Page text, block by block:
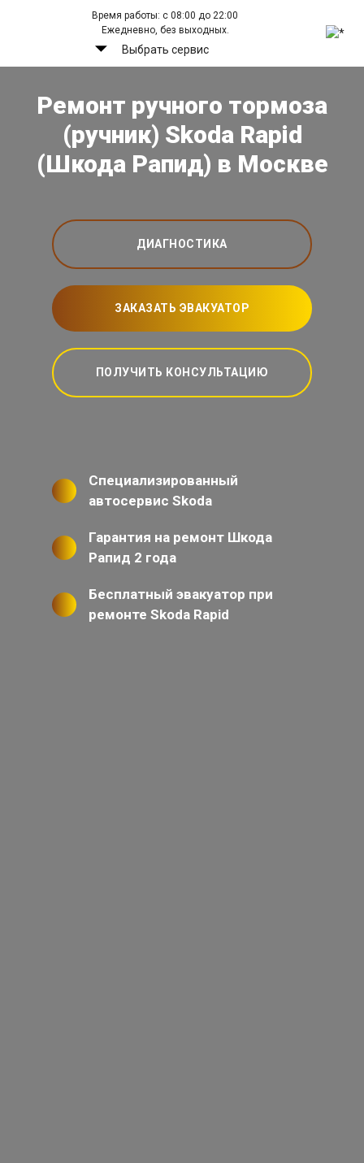
Время работы: с 08:00 до 22:00
Ежедневно, без выходных.
Выбрать сервис
Ремонт ручного тормоза
(ручник) Skoda Rapid
(Шкода Рапид) в Москве
ДИАГНОСТИКА
ЗАКАЗАТЬ ЭВАКУАТОР
ПОЛУЧИТЬ КОНСУЛЬТАЦИЮ
Специализированный
автосервис Skoda
Гарантия на ремонт Шкода
Рапид 2 года
Бесплатный эвакуатор при
ремонте Skoda Rapid